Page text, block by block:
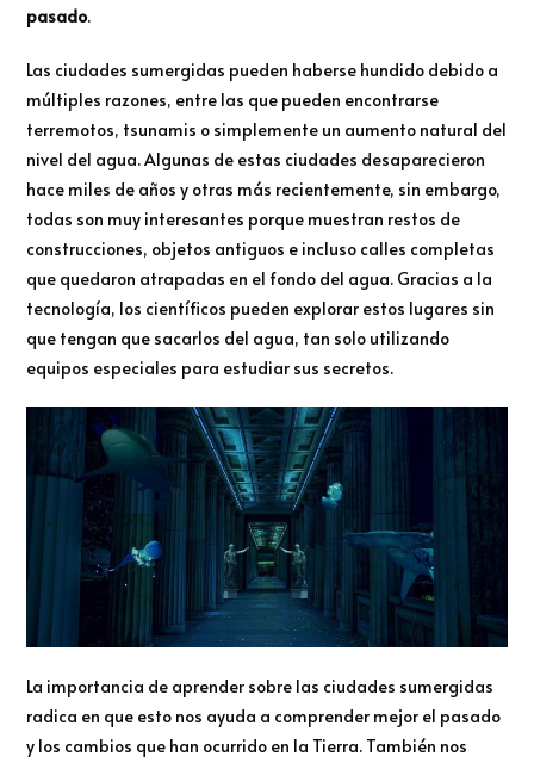
pasado.
Las ciudades sumergidas pueden haberse hundido debido a
múltiples razones, entre las que pueden encontrarse
terremotos, tsunamis o simplemente un aumento natural del
nivel del agua. Algunas de estas ciudades desaparecieron
hace miles de años y otras más recientemente, sin embargo,
todas son muy interesantes porque muestran restos de
construcciones, objetos antiguos e incluso calles completas
que quedaron atrapadas en el fondo del agua. Gracias a la
tecnología, los científicos pueden explorar estos lugares sin
que tengan que sacarlos del agua, tan solo utilizando
equipos especiales para estudiar sus secretos.
La importancia de aprender sobre las ciudades sumergidas
radica en que esto nos ayuda a comprender mejor el pasado
y los cambios que han ocurrido en la Tierra. También nos